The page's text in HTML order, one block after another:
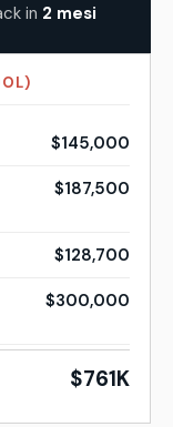
in 2 mesi
$145,000
$187,500
$128,700
$300,000
$761K